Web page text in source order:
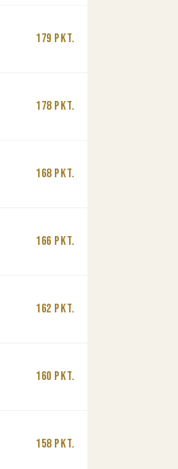
179 Pkt.
178 Pkt.
168 Pkt.
166 Pkt.
162 Pkt.
160 Pkt.
158 Pkt.